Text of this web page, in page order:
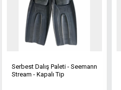
Serbest Dalış Paleti - Seemann
Stream - Kapalı Tip